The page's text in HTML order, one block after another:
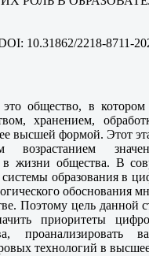
10.31862/2218-8711-
общество, в
хранением,
высшей формой. Этот
возрастанием
жизни общества. В
образования в
обоснования
Поэтому цель данной
приоритеты
проанализировать
технологий в